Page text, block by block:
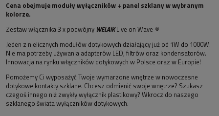
Cena obejmuje moduły wyłączników + panel szklany w wybranym
kolorze.
Zestaw włącznika 3 x podwójny WELAIKLive on Wave ®
Jeden z nielicznych modułów dotykowych działający już od 1W do 1000W.
Nie ma potrzeby używania adapterów LED, filtrów oraz kondensatorów.
Innowacja na rynku włączników dotykowych w Polsce oraz w Europie!
Pomożemy Ci wyposażyć Twoje wymarzone wnętrze w nowoczesne
dotykowe kontakty szklane. Chcesz odmienić swoje wnętrze? Szukasz
czegoś innego niż zwykły wyłącznik plastikowy? Wkrocz do naszego
szklanego świata wyłączników dotykowych.